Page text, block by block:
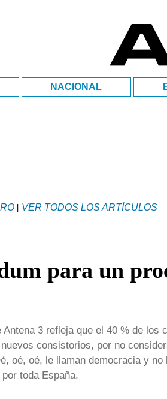
NACIONAL
| VER TODOS LOS ARTÍCULOS
para un
Antena 3 refleja que el 40 % de los
consistorios, por no
oé, oé, le llaman democracia y
toda España.